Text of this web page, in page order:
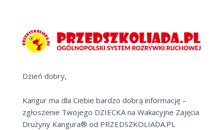
Dzień dobry,
Kangur ma dla Ciebie bardzo dobrą informację –
zgłoszenie Twojego DZIECKA na Wakacyjne Zajęcia
Drużyny Kangura® od PRZEDSZKOLIADA.PL